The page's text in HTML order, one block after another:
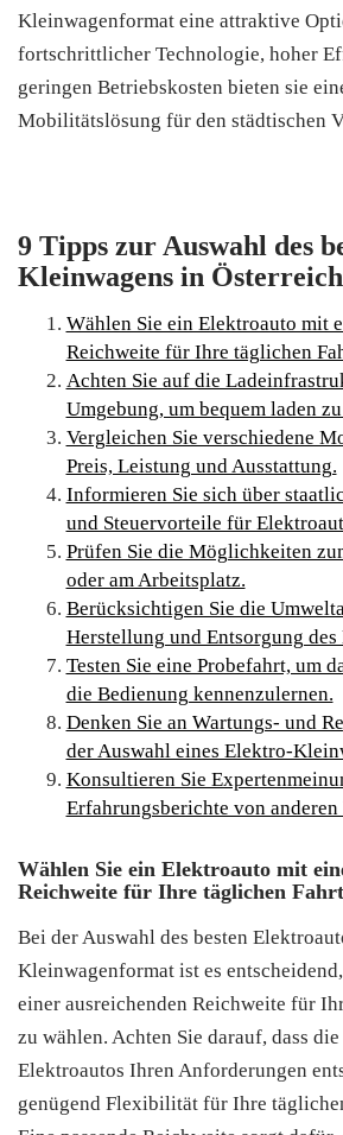
Kleinwagenformat eine attraktive
fortschrittlicher Technologie, hoher
geringen Betriebskosten bieten sie
Mobilitätslösung für den städtischen
9 Tipps zur Auswahl des
Kleinwagens in Österreich
Wählen Sie ein Elektroauto mit
Reichweite für Ihre täglichen
Achten Sie auf die
Umgebung, um bequem laden
Vergleichen Sie verschiedene
Preis, Leistung und Ausstattung.
Informieren Sie sich über
und Steuervorteile für
Prüfen Sie die Möglichkeiten
oder am Arbeitsplatz.
Berücksichtigen Sie die
Herstellung und Entsorgung des
Testen Sie eine Probefahrt, um
die Bedienung kennenzulernen.
Denken Sie an Wartungs- und
der Auswahl eines Elektro-
Konsultieren Sie
Erfahrungsberichte von anderen
Wählen Sie ein Elektroauto mit
Reichweite für Ihre täglichen
Bei der Auswahl des besten
Kleinwagenformat ist es
einer ausreichenden Reichweite für
zu wählen. Achten Sie darauf, dass
Elektroautos Ihren Anforderungen
genügend Flexibilität für Ihre